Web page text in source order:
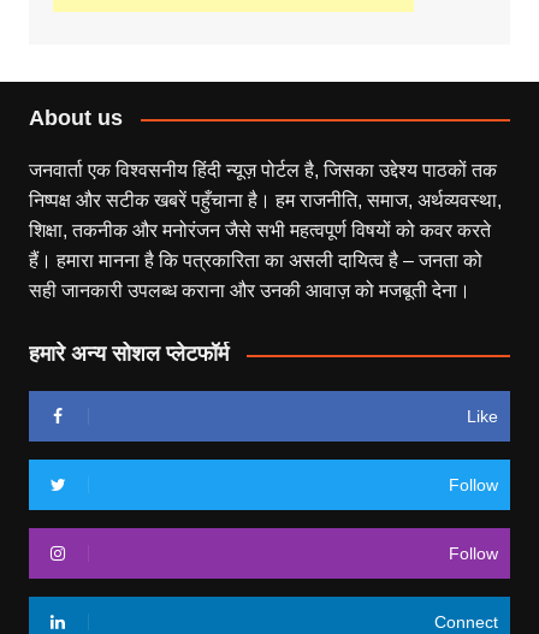
About us
जनवार्ता एक विश्वसनीय हिंदी न्यूज़ पोर्टल है, जिसका उद्देश्य पाठकों तक
निष्पक्ष और सटीक खबरें पहुँचाना है। हम राजनीति, समाज, अर्थव्यवस्था,
शिक्षा, तकनीक और मनोरंजन जैसे सभी महत्वपूर्ण विषयों को कवर करते
हैं। हमारा मानना है कि पत्रकारिता का असली दायित्व है – जनता को
सही जानकारी उपलब्ध कराना और उनकी आवाज़ को मजबूती देना।
हमारे अन्य सोशल प्लेटफॉर्म
Like
Follow
Follow
Connect